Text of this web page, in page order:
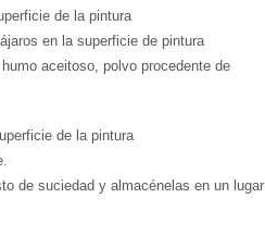
de la pintura
en la superficie de pintura
aceitoso, polvo procedente de
de la pintura
de suciedad y almacénelas en un lugar